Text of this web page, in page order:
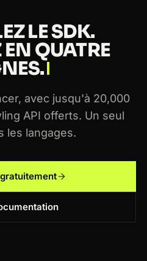
LE SDK.
QUATRE
avec jusqu'à 20,000
API offerts. Un seul
les langages.